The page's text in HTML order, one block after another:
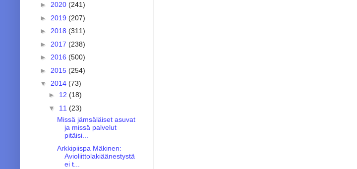
► 2020 (241)
► 2019 (207)
► 2018 (311)
► 2017 (238)
► 2016 (500)
► 2015 (254)
▼ 2014 (73)
► 12 (18)
▼ 11 (23)
Missä jämsäläiset asuvat
ja missä palvelut
pitäisi...
Arkkipiispa Mäkinen:
Avioliittolakiäänestystä
ei t...